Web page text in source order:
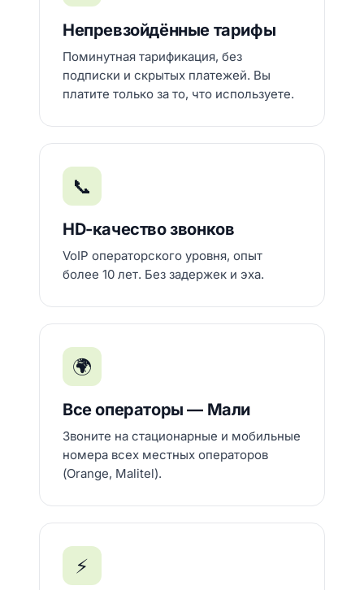
Непревзойдённые тарифы
Поминутная тарификация, без
подписки и скрытых платежей. Вы
платите только за то, что используете.
📞
HD-качество звонков
VoIP операторского уровня, опыт
более 10 лет. Без задержек и эха.
🌍
Все операторы — Мали
Звоните на стационарные и мобильные
номера всех местных операторов
(Orange, Malitel).
⚡